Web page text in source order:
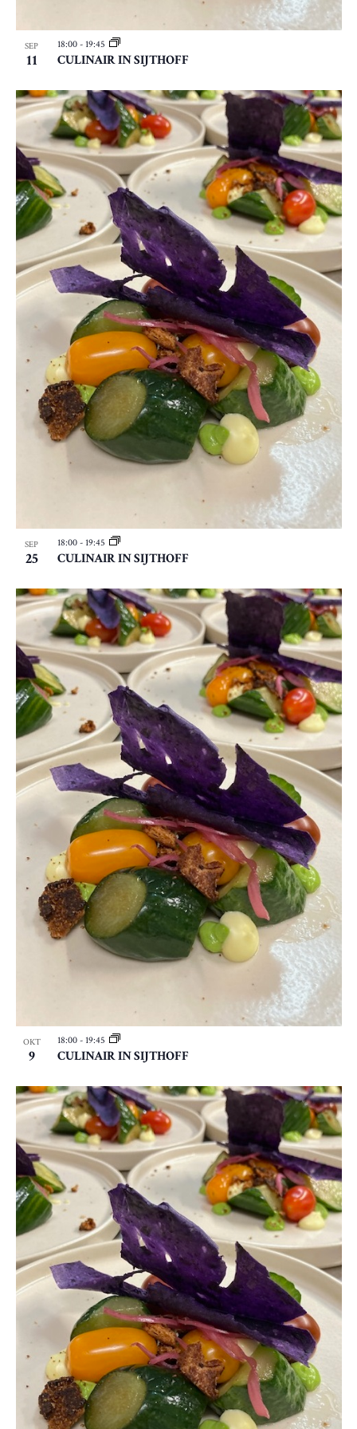
E
E
R
G
E
V
E
N
N
A
V
I
G
A
T
E
G
E
O
T
V
I
E
W
SEP
11 CULINAIR IN SIJTHOFF
18:00 - 19:45
SEP
25 CULINAIR IN SIJTHOFF
18:00 - 19:45
OKT
9 CULINAIR IN SIJTHOFF
18:00 - 19:45